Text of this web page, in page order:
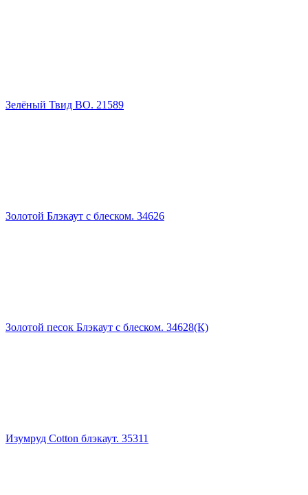
Зелёный Твид ВО. 21589
Золотой Блэкаут с блеском. 34626
Золотой песок Блэкаут с блеском. 34628(К)
Изумруд Cotton блэкаут. 35311